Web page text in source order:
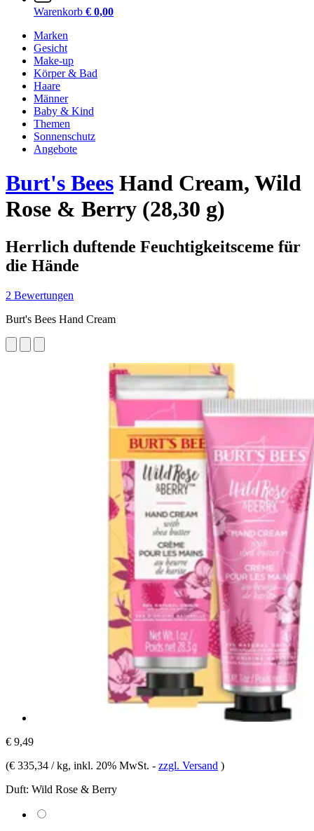
Warenkorb € 0,00
Marken
Gesicht
Make-up
Körper & Bad
Haare
Männer
Baby & Kind
Themen
Sonnenschutz
Angebote
Burt's Bees Hand Cream, Wild
Rose & Berry (28,30 g)
Herrlich duftende Feuchtigkeitsceme für
die Hände
2 Bewertungen
Burt's Bees Hand Cream
€ 9,49
(€ 335,34 / kg, inkl. 20% MwSt. - zzgl. Versand )
Duft: Wild Rose & Berry